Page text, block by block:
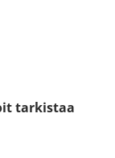
tarkistaa